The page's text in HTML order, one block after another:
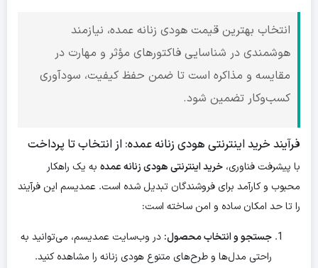
انتخاب بهترین قیمت هودی زنانه عمده، نیازمند
هوشمندی در شناسایی فاکتورهای مؤثر و مهارت در
مقایسه و مذاکره است تا ضمن حفظ کیفیت، سودآوری
کسب‌وکار تضمین شود.
فرآیند خرید اینترنتی هودی زنانه عمده: از انتخاب تا پرداخت
با پیشرفت فناوری، خرید اینترنتی هودی زنانه عمده به یک راهکار
محبوب و کارآمد برای فروشندگان تبدیل شده است. عمدیسم این فرآیند
را تا حد امکان ساده و امن ساخته است:
جستجو و انتخاب محصول: در وب‌سایت عمدیسم، می‌توانید به
راحتی مدل‌ها و طرح‌های متنوع هودی زنانه را مشاهده کنید.